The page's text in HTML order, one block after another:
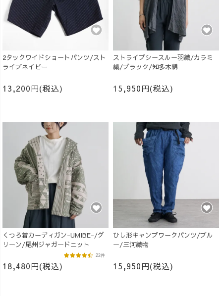
2タックワイドショートパンツ/スト
ライプネイビー
13,200円(税込)
ストライプシースルー羽織/カラミ
織/ブラック/知多木綿
15,950円(税込)
くつろ着カーディガン-UMIBE-/グ
リーン/尾州ジャガードニット
18,480円(税込)
22件
ひし形キャンプワークパンツ/ブル
ー/三河織物
15,950円(税込)